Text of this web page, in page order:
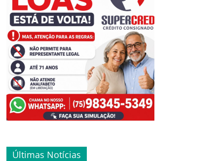
Últimas Notícias